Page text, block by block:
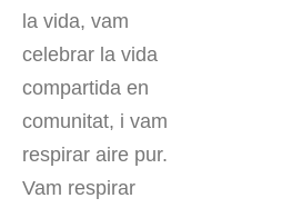
la vida, vam
celebrar la vida
compartida en
comunitat, i vam
respirar aire pur.
Vam respirar